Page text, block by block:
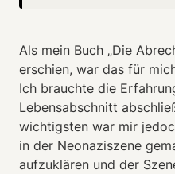
Als mein Buch „Die
erschien, war das für
Ich brauchte die
Lebensabschnitt
wichtigsten war mir
in der Neonaziszene
aufzuklären und der